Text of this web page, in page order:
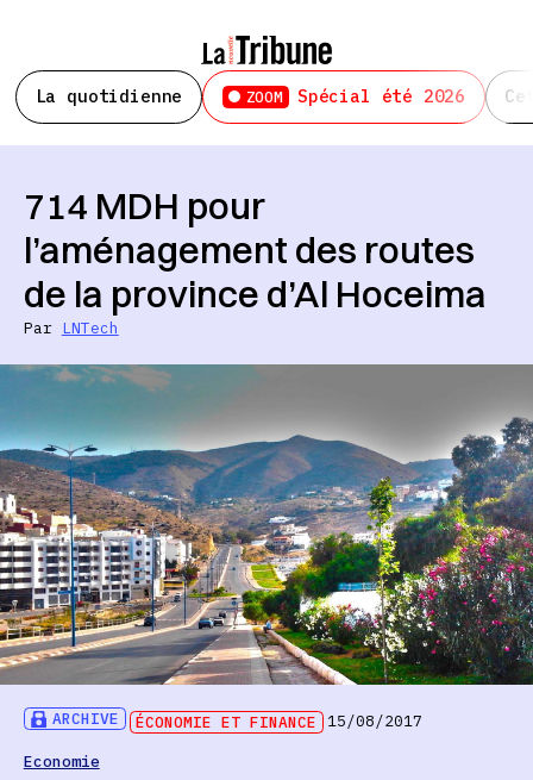
La quotidienne ZOOM Spécial été 2026
ARCHIVE ÉCONOMIE ET FINANCE
15/08/2017
Economie
714 MDH pour
l’aménagement des routes
de la province d’Al Hoceima
Par LNTech